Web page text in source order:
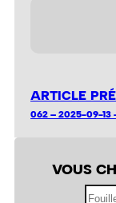
ARTICLE
062 – 2025-09-13
VOUS